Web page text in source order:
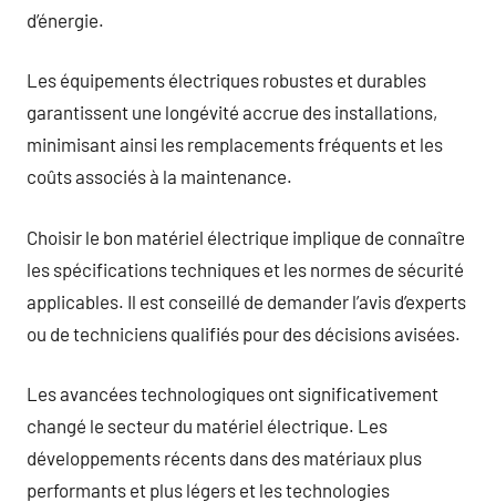
d’énergie.
Les équipements électriques robustes et durables
garantissent une longévité accrue des installations,
minimisant ainsi les remplacements fréquents et les
coûts associés à la maintenance.
Choisir le bon matériel électrique implique de connaître
les spécifications techniques et les normes de sécurité
applicables. Il est conseillé de demander l’avis d’experts
ou de techniciens qualifiés pour des décisions avisées.
Les avancées technologiques ont significativement
changé le secteur du matériel électrique. Les
développements récents dans des matériaux plus
performants et plus légers et les technologies